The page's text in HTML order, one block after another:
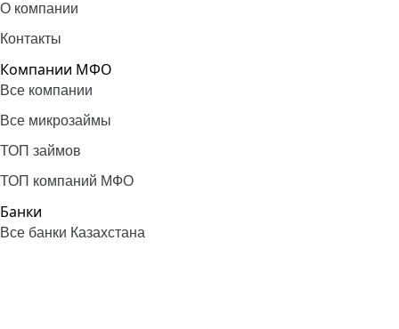
О компании
Контакты
Компании МФО
Все компании
Все микрозаймы
ТОП займов
ТОП компаний МФО
Банки
Все банки Казахстана